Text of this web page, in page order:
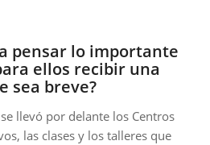
pensar lo importante
ellos recibir una
sea breve?
llevó por delante los Centros
las clases y los talleres que